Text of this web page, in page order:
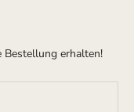
Bestellung erhalten!